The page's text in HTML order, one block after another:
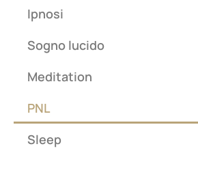
Ipnosi
Sogno lucido
Meditation
PNL
Sleep